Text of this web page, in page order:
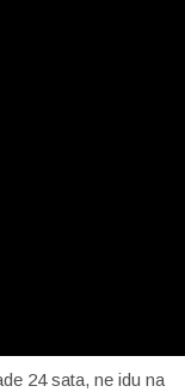
24 sata, ne idu na